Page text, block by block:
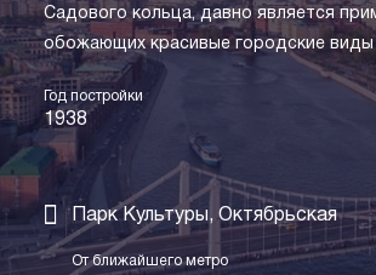
Садового кольца, давно является
обожающих красивые городские виды
Год постройки
1938
Парк Культуры, Октябрьская
От ближайшего метро